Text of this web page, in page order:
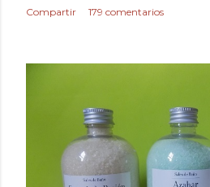
c
Compartir 179 comentarios